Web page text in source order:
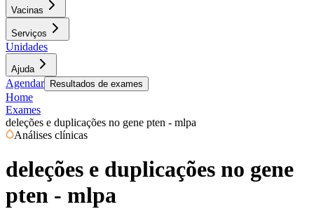
Vacinas
Serviços
Unidades
Ajuda
Agendar Resultados de exames
Home
Exames
deleções e duplicações no gene pten - mlpa
Análises clínicas
deleções e duplicações no gene
pten - mlpa